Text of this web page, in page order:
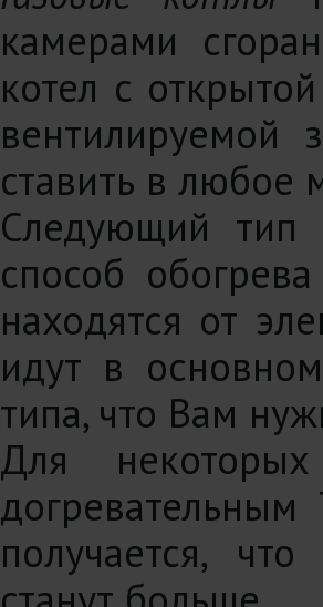
камерами
котел с
ставить в любое
Следующий тип
способ
находятся от
идут в
типа, что Вам
Для
получается,